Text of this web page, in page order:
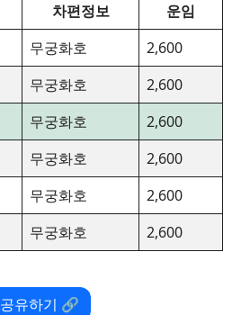
차편정보
운임
무궁화호
2,600
무궁화호
2,600
무궁화호
2,600
무궁화호
2,600
무궁화호
2,600
무궁화호 2,600
공유하기 🔗